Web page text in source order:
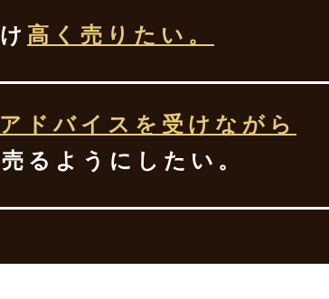
高く売りたい。
ドバイスを受けながら
るようにしたい。